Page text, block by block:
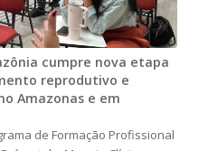
cumpre nova etapa
reprodutivo e
Amazonas e em
de Formação Profissional